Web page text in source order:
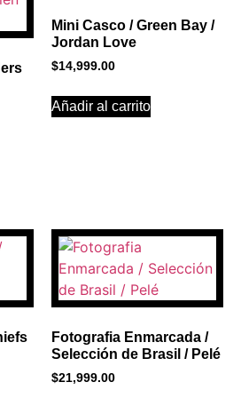
Mini Casco / Green Bay /
Jordan Love
$14,999.00
Añadir al carrito
Fotografia Enmarcada /
Selección de Brasil / Pelé
$21,999.00